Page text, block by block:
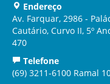
Endereço
Av. Farquar, 2986 -
Cautário, Curvo II, 5º
470
Telefone
(69) 3211-6100 Ramal